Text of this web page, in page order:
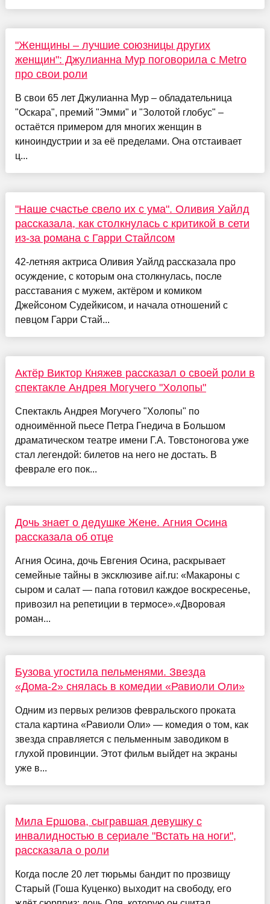
"Женщины – лучшие союзницы других
женщин": Джулианна Мур поговорила с Metro
про свои роли
В свои 65 лет Джулианна Мур – обладательница
"Оскара", премий "Эмми" и "Золотой глобус" –
остаётся примером для многих женщин в
киноиндустрии и за её пределами. Она отстаивает
ц...
"Наше счастье свело их с ума". Оливия Уайлд
рассказала, как столкнулась с критикой в сети
из-за романа с Гарри Стайлсом
42-летняя актриса Оливия Уайлд рассказала про
осуждение, с которым она столкнулась, после
расставания с мужем, актёром и комиком
Джейсоном Судейкисом, и начала отношений с
певцом Гарри Стай...
Актёр Виктор Княжев рассказал о своей роли в
спектакле Андрея Могучего "Холопы"
Спектакль Андрея Могучего "Холопы" по
одноимённой пьесе Петра Гнедича в Большом
драматическом театре имени Г.А. Товстоногова уже
стал легендой: билетов на него не достать. В
феврале его пок...
Дочь знает о дедушке Жене. Агния Осина
рассказала об отце
Агния Осина, дочь Евгения Осина, раскрывает
семейные тайны в эксклюзиве aif.ru: «Макароны с
сыром и салат — папа готовил каждое воскресенье,
привозил на репетиции в термосе».«Дворовая
роман...
Бузова угостила пельменями. Звезда
«Дома-2» снялась в комедии «Равиоли Оли»
Одним из первых релизов февральского проката
стала картина «Равиоли Оли» — комедия о том, как
звезда справляется с пельменным заводиком в
глухой провинции. Этот фильм выйдет на экраны
уже в...
Мила Ершова, сыгравшая девушку с
инвалидностью в сериале "Встать на ноги",
рассказала о роли
Когда после 20 лет тюрьмы бандит по прозвищу
Старый (Гоша Куценко) выходит на свободу, его